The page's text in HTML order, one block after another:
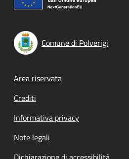
Comune di Polverigi
Footer menu
Area riservata
Crediti
Informativa privacy
Note legali